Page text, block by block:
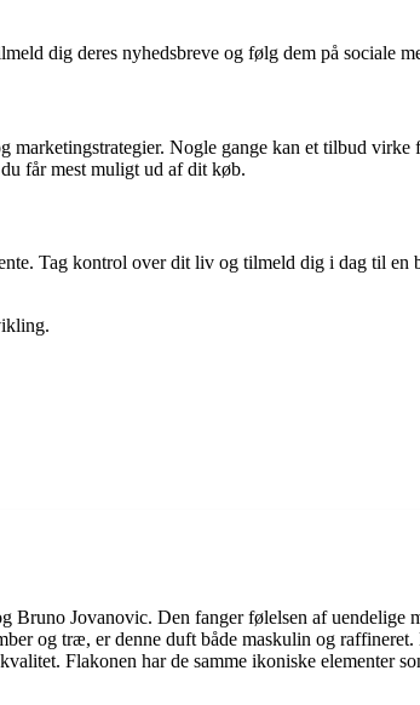
dig deres nyhedsbreve og følg dem på sociale
Nogle gange kan et tilbud
får mest muligt ud af dit køb.
Tag kontrol over dit liv og tilmeld dig i dag til en
Jovanovic. Den fanger følelsen af
og træ, er denne duft både maskulin og
Flakonen har de samme ikoniske elementer